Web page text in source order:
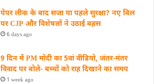
पेपर लीक के बाद सजा या पहले सुरक्षा? नए बिल
पर CJP और विशेषज्ञों ने उठाई बहस
6 days ago
9 दिन में PM मोदी का 5वां वीडियो, जंतर-मंतर
विवाद पर बोले- बच्चों को राह दिखाने का समय
1 week ago